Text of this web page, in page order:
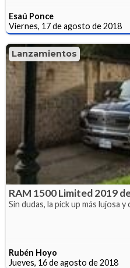
Esaú Ponce
Viernes, 17 de agosto de 2018
Lanzamientos
RAM 1500 Limited 2019
Sin dudas, la pick up más lujosa
Rubén Hoyo
Jueves, 16 de agosto de 2018